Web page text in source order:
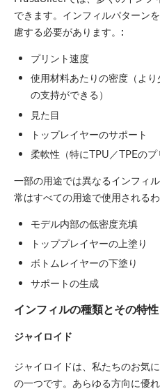
できます。インフィルパターン
慮する必要があります。:
プリント速度
使用材料あたりの密度（よ
の支持ができる）
見た目
トップレイヤーのサポート
柔軟性（特にTPU／TPEのプ
一部の用途では異なるインフィ
常はすべての用途で使用される
モデル内部の低密度充填
トッププレイヤーの上塗り
ボトムレイヤーの下塗り
サポートの生成
インフィルの種類とその特性
ジャイロイド
ジャイロイドは、私たちのお気
の一つです。あらゆる方向に優